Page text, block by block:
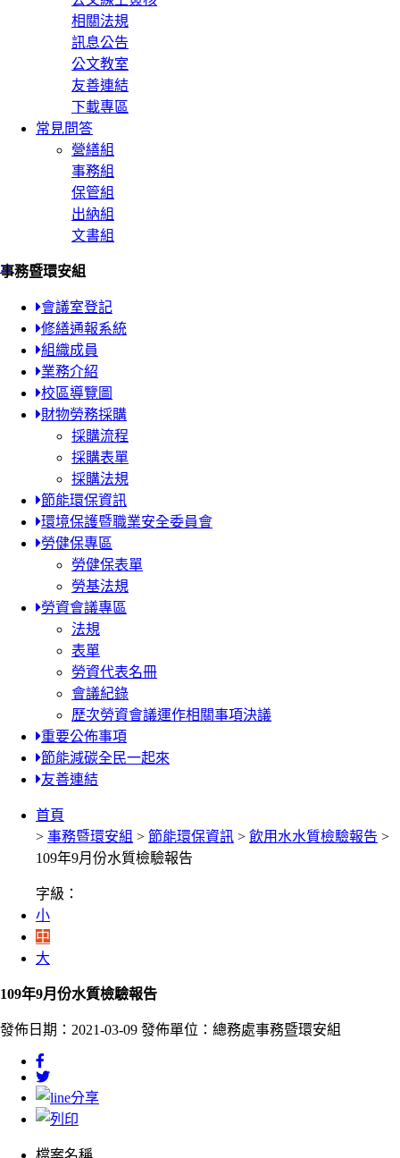
相關法規
訊息公告
公文教室
友善連結
下載專區
常見問答
營繕組
事務組
保管組
出納組
文書組
:::
事務暨環安組
會議室登記
修繕通報系統
組織成員
業務介紹
校區導覽圖
財物勞務採購
採購流程
採購表單
採購法規
節能環保資訊
環境保護暨職業安全委員會
勞健保專區
勞健保表單
勞基法規
勞資會議專區
法規
表單
勞資代表名冊
會議紀錄
歷次勞資會議運作相關事項決議
重要公佈事項
節能減碳全民一起來
友善連結
首頁
> 事務暨環安組 > 節能環保資訊 > 飲用水水質檢驗報告 >
109年9月份水質檢驗報告
字級：
小
中
大
109年9月份水質檢驗報告
發佈日期：2021-03-09 發佈單位：總務處事務暨環安組
檔案名稱